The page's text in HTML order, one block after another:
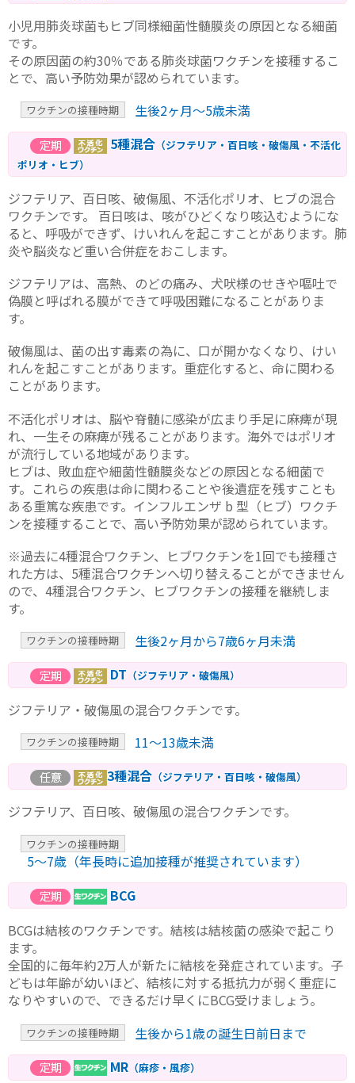
小児用肺炎球菌もヒブ同様細菌性髄膜炎の原因となる細菌
です。
その原因菌の約30％である肺炎球菌ワクチンを接種するこ
とで、高い予防効果が認められています。
ワクチンの接種時期
生後2ヶ月～5歳未満
5種混合 （ジフテリア・百日咳・破傷風・不活化
ポリオ・ヒブ）
ジフテリア、百日咳、破傷風、不活化ポリオ、ヒブの混合
ワクチンです。 百日咳は、咳がひどくなり咳込むようにな
ると、呼吸ができず、けいれんを起こすことがあります。肺
炎や脳炎など重い合併症をおこします。
ジフテリアは、高熱、のどの痛み、犬吠様のせきや嘔吐で
偽膜と呼ばれる膜ができて呼吸困難になることがありま
す。
破傷風は、菌の出す毒素の為に、口が開かなくなり、けい
れんを起こすことがあります。重症化すると、命に関わる
ことがあります。
不活化ポリオは、脳や脊髄に感染が広まり手足に麻痺が現
れ、一生その麻痺が残ることがあります。海外ではポリオ
が流行している地域があります。
ヒブは、敗血症や細菌性髄膜炎などの原因となる細菌で
す。これらの疾患は命に関わることや後遺症を残すことも
ある重篤な疾患です。インフルエンザ b 型（ヒブ）ワクチ
ンを接種することで、高い予防効果が認められています。
※過去に4種混合ワクチン、ヒブワクチンを1回でも接種さ
れた方は、5種混合ワクチンへ切り替えることができません
ので、4種混合ワクチン、ヒブワクチンの接種を継続しま
す。
ワクチンの接種時期
生後2ヶ月から7歳6ヶ月未満
DT （ジフテリア・破傷風）
ジフテリア・破傷風の混合ワクチンです。
ワクチンの接種時期
11～13歳未満
3種混合 （ジフテリア・百日咳・破傷風）
ジフテリア、百日咳、破傷風の混合ワクチンです。
ワクチンの接種時期
5〜7歳（年長時に追加接種が推奨されています）
BCG
BCGは結核のワクチンです。結核は結核菌の感染で起こり
ます。
全国的に毎年約2万人が新たに結核を発症されています。子
どもは年齢が幼いほど、結核に対する抵抗力が弱く重症に
なりやすいので、できるだけ早くにBCG受けましょう。
ワクチンの接種時期
生後から1歳の誕生日前日まで
MR （麻疹・風疹）